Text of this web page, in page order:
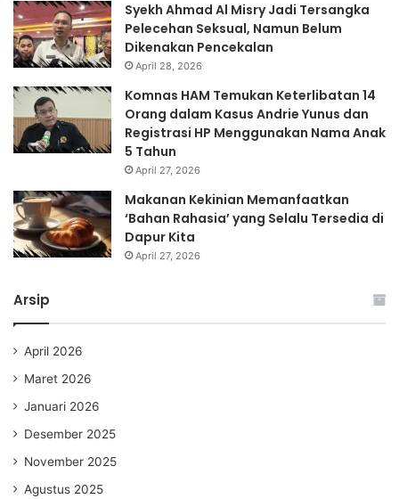
Syekh Ahmad Al Misry Jadi Tersangka
Pelecehan Seksual, Namun Belum
Dikenakan Pencekalan
April 28, 2026
Komnas HAM Temukan Keterlibatan 14
Orang dalam Kasus Andrie Yunus dan
Registrasi HP Menggunakan Nama Anak
5 Tahun
April 27, 2026
Makanan Kekinian Memanfaatkan
‘Bahan Rahasia’ yang Selalu Tersedia di
Dapur Kita
April 27, 2026
Arsip
April 2026
Maret 2026
Januari 2026
Desember 2025
November 2025
Agustus 2025